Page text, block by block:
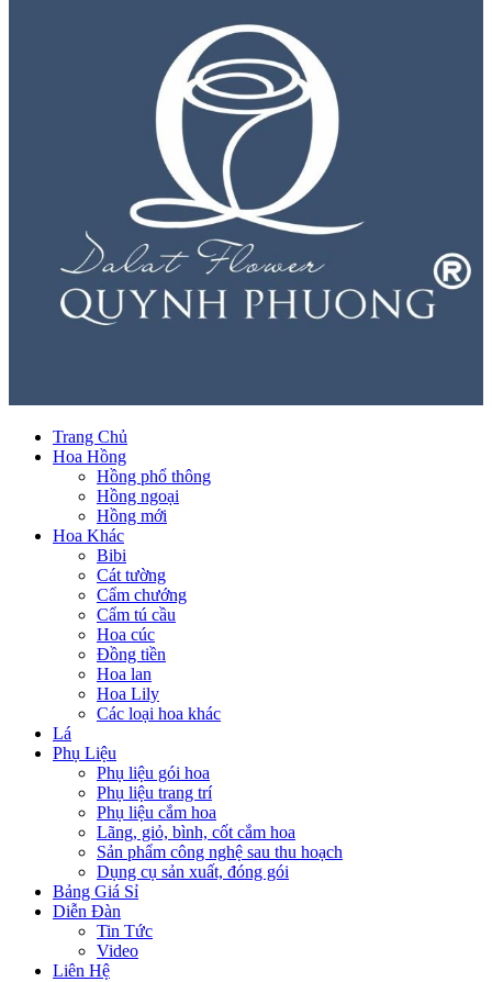
Trang Chủ
Hoa Hồng
Hồng phổ thông
Hồng ngoại
Hồng mới
Hoa Khác
Bibi
Cát tường
Cẩm chướng
Cẩm tú cầu
Hoa cúc
Đồng tiền
Hoa lan
Hoa Lily
Các loại hoa khác
Lá
Phụ Liệu
Phụ liệu gói hoa
Phụ liệu trang trí
Phụ liệu cắm hoa
Lãng, giỏ, bình, cốt cắm hoa
Sản phẩm công nghệ sau thu hoạch
Dụng cụ sản xuất, đóng gói
Bảng Giá Sỉ
Diễn Đàn
Tin Tức
Video
Liên Hệ